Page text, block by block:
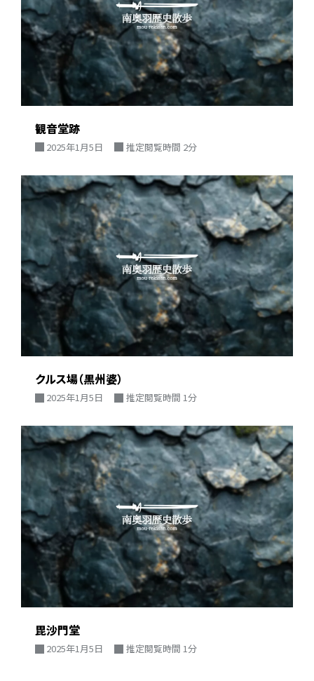
観音堂跡
2025年1月5日 推定閲覧時間 2分
クルス場（黒州婆）
2025年1月5日 推定閲覧時間 1分
毘沙門堂
2025年1月5日 推定閲覧時間 1分